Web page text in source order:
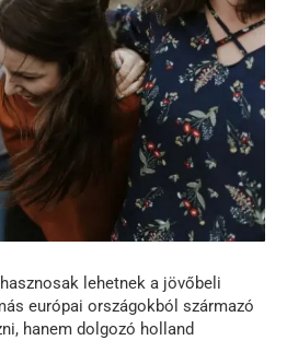
lehetnek a jövőbeli
európai országokból származó
hanem dolgozó holland